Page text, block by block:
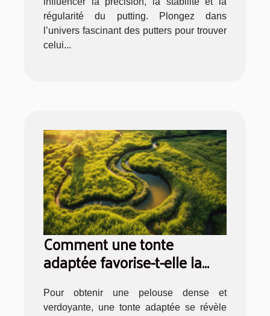
régularité du putting. Plongez dans
l’univers fascinant des putters pour trouver
celui...
Comment une tonte
adaptée favorise-t-elle la
santé de votre pelouse ?
Pour obtenir une pelouse dense et
verdoyante, une tonte adaptée se révèle